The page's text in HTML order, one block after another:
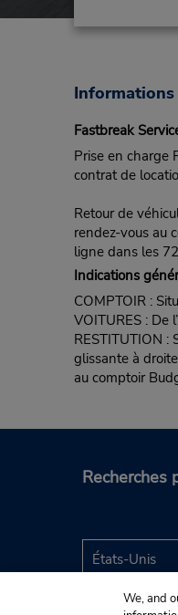
Fastbreak
Prise en charge
contrat de
Retour de
rendez-vous au
ligne dans les
Indications
COMPTOIR :
VOITURES : De
RESTITUTION :
glissante à
au comptoir
Recherches
We, and